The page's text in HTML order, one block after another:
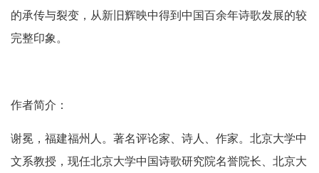
的承传与裂变，从新旧辉映中得到中国百余年诗歌发展的较
完整印象。
作者简介：
谢冕，福建福州人。著名评论家、诗人、作家。北京大学中
文系教授，现任北京大学中国诗歌研究院名誉院长、北京大